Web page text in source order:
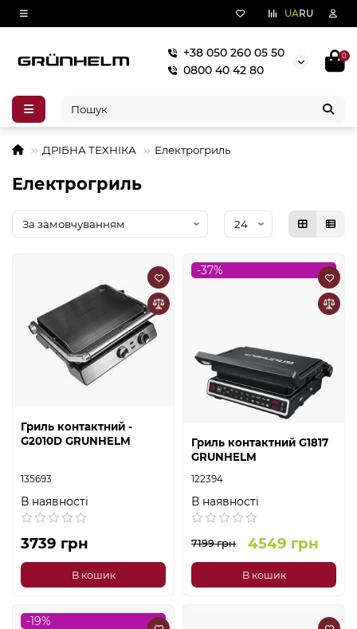
UARU
+38 050 260 05 50
0800 40 42 80
0
ДРІБНА ТЕХНІКА Електрогриль
Електрогриль
Гриль контактний -
G2010D GRUNHELM
135693
В наявності
3739 грн
В кошик
-37%
Гриль контактний G1817
GRUNHELM
122394
В наявності
7199 грн 4549 грн
В кошик
-19%